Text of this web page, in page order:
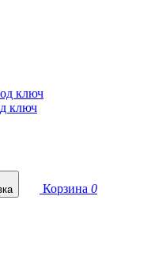
ключ
ключ
Корзина 0